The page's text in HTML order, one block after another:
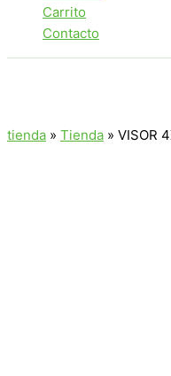
Carrito
Contacto
tienda » Tienda » VISOR